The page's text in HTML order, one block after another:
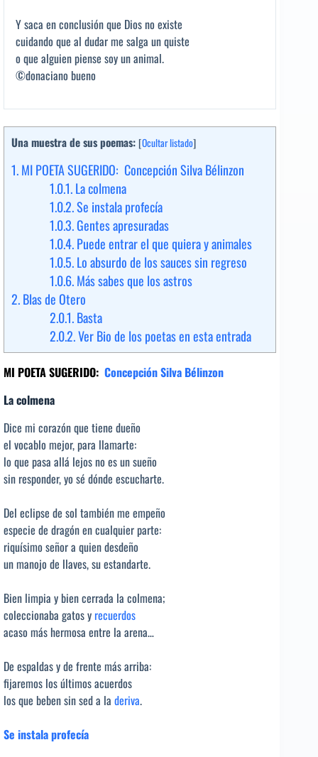
Y saca en conclusión que Dios no existe
cuidando que al dudar me salga un quiste
o que alguien piense soy un animal.
©donaciano bueno
Una muestra de sus poemas: [Ocultar listado]
1.MI POETA SUGERIDO: Concepción Silva Bélinzon
1.0.1.La colmena
1.0.2.Se instala profecía
1.0.3.Gentes apresuradas
1.0.4.Puede entrar el que quiera y animales
1.0.5.Lo absurdo de los sauces sin regreso
1.0.6.Más sabes que los astros
2.Blas de Otero
2.0.1.Basta
2.0.2.Ver Bio de los poetas en esta entrada
MI POETA SUGERIDO: Concepción Silva Bélinzon
La colmena
Dice mi corazón que tiene dueño
el vocablo mejor, para llamarte:
lo que pasa allá lejos no es un sueño
sin responder, yo sé dónde escucharte.
Del eclipse de sol también me empeño
especie de dragón en cualquier parte:
riquísimo señor a quien desdeño
un manojo de llaves, su estandarte.
Bien limpia y bien cerrada la colmena;
coleccionaba gatos y recuerdos
acaso más hermosa entre la arena…
De espaldas y de frente más arriba:
fijaremos los últimos acuerdos
los que beben sin sed a la deriva.
Se instala profecía